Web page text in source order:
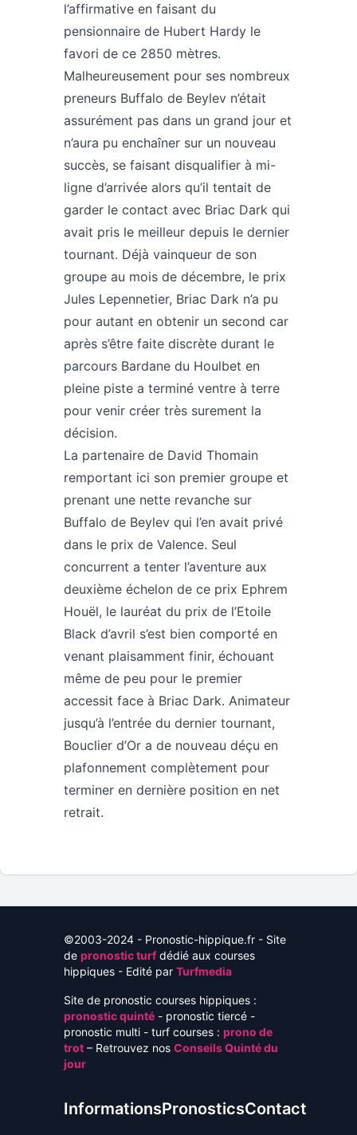
l’affirmative en faisant du
pensionnaire de Hubert Hardy le
favori de ce 2850 mètres.
Malheureusement pour ses nombreux
preneurs Buffalo de Beylev n’était
assurément pas dans un grand jour et
n’aura pu enchaîner sur un nouveau
succès, se faisant disqualifier à mi-
ligne d’arrivée alors qu’il tentait de
garder le contact avec Briac Dark qui
avait pris le meilleur depuis le dernier
tournant. Déjà vainqueur de son
groupe au mois de décembre, le prix
Jules Lepennetier, Briac Dark n’a pu
pour autant en obtenir un second car
après s’être faite discrète durant le
parcours Bardane du Houlbet en
pleine piste a terminé ventre à terre
pour venir créer très surement la
décision.
La partenaire de David Thomain
remportant ici son premier groupe et
prenant une nette revanche sur
Buffalo de Beylev qui l’en avait privé
dans le prix de Valence. Seul
concurrent a tenter l’aventure aux
deuxième échelon de ce prix Ephrem
Houël, le lauréat du prix de l’Etoile
Black d’avril s’est bien comporté en
venant plaisamment finir, échouant
même de peu pour le premier
accessit face à Briac Dark. Animateur
jusqu’à l’entrée du dernier tournant,
Bouclier d’Or a de nouveau déçu en
plafonnement complètement pour
terminer en dernière position en net
retrait.
©2003-2024 - Pronostic-hippique.fr - Site
de pronostic turfdédié aux courses
hippiques - Edité par Turfmedia
Site de pronostic courses hippiques :
pronostic quinté - pronostic tiercé -
pronostic multi - turf courses : prono de
trot – Retrouvez nos Conseils Quinté du
jour
InformationsPronosticsContact